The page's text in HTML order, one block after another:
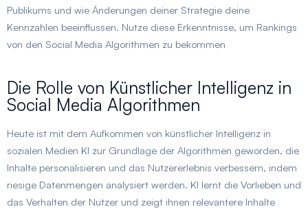
Publikums und wie Änderungen deiner Strategie deine
Kennzahlen beeinflussen. Nutze diese Erkenntnisse, um Rankings
von den Social Media Algorithmen zu bekommen
Die Rolle von Künstlicher Intelligenz in
Social Media Algorithmen
Heute ist mit dem Aufkommen von künstlicher Intelligenz in
sozialen Medien KI zur Grundlage der Algorithmen geworden, die
Inhalte personalisieren und das Nutzererlebnis verbessern, indem
riesige Datenmengen analysiert werden. KI lernt die Vorlieben und
das Verhalten der Nutzer und zeigt ihnen relevantere Inhalte